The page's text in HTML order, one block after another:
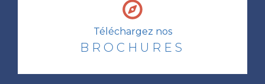
Téléchargez nos
BROCHURES